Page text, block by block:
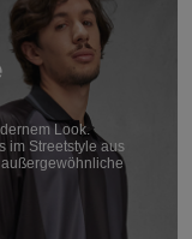
Look.
im Streetstyle aus